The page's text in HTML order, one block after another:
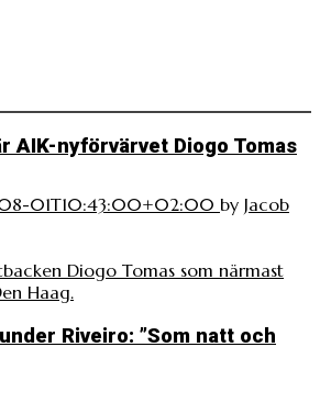
AIK-nyförvärvet Diogo Tomas
01T10:43:00+02:00 by Jacob
Diogo Tomas som närmast
Haag.
Riveiro: ”Som natt och